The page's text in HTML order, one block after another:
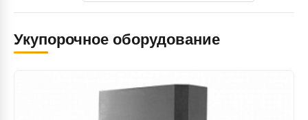
Укупорочное оборудование